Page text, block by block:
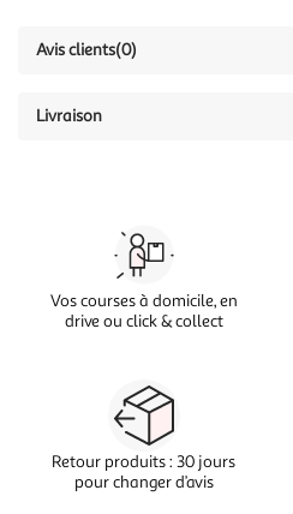
Avis clients(0)
Livraison
Vos courses à domicile, en
drive ou click & collect
Retour produits : 30 jours
pour changer d’avis